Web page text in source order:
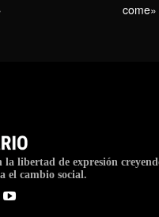
come»
la libertad de expresión
el cambio social.